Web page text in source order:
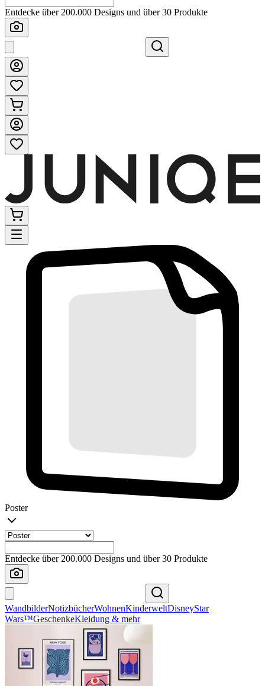
Entdecke über 200.000 Designs und über 30 Produkte
Poster
Entdecke über 200.000 Designs und über 30 Produkte
WandbilderNotizbücherWohnenKinderweltDisneyStar
Wars™GeschenkeKleidung & mehr